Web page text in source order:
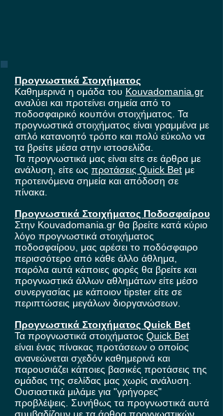
Προγνωστικά Στοιχήματος
Καθημερινά η ομάδα του Kouvadomania.gr
αναλύει και προτείνει σημεία από το
ποδοσφαιρικό κουπόνι στοιχήματος. Τα
προγνωστικά στοιχήματος είναι γραμμένα με
απλό κατανοητό τρόπο και πολύ εύκολο να
τα βρείτε μέσα στην ιστοσελίδα.
Τα προγνωστικά μας είναι είτε σε άρθρα με
ανάλυση, είτε ως προτάσεις Quick Bet με
προτεινόμενα σημεία και απόδοση σε
πίνακα.
Προγνωστικά Στοιχήματος Ποδοσφαίρου
Στην Kouvadomania.gr θα βρείτε κατά κύριο
λόγο προγνωστικά στοιχήματος
ποδοσφαίρου, μας αρέσει το ποδόσφαιρο
περισσότερο από κάθε άλλο άθλημα,
παρόλα αυτά κάποιες φορές θα βρείτε και
προγνωστικά άλλων αθλημάτων είτε μέσο
συνεργασίας με κάποιον tipster είτε σε
περιπτώσεις μεγάλων διοργανώσεων.
Προγνωστικά Στοιχήματος Quick Bet
Τα προγνωστικά στοιχήματος Quick Bet
είναι ένας πίνακας προτάσεων ο οποίος
ανανεώνεται σχεδόν καθημερινά και
παρουσιάζει κάποιες βασικές προτάσεις της
ομάδας της σελίδας μας χωρίς ανάλυση.
Ουσιαστικά μιλάμε για "γρήγορες"
προβλέψεις. Συνήθως τα προγνωστικά αυτά
συμβαδίζουν με τα άρθρα προγνωστικών